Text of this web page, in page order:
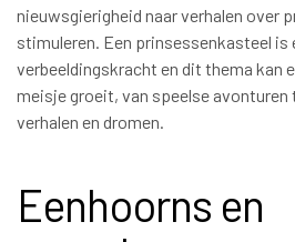
nieuwsgierigheid naar verhalen over
stimuleren. Een prinsessenkasteel is
verbeeldingskracht en dit thema kan
meisje groeit, van speelse
verhalen en dromen.
Eenhoorns en